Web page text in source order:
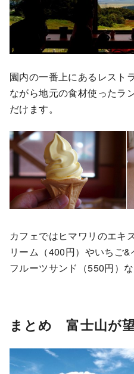
園内の一番上にあるレスト
ながら地元の食材使ったラ
だけます。
カフェではヒマワリのエキ
リーム（400円）やいちご&
フルーツサンド（550円）な
まとめ 富士山が